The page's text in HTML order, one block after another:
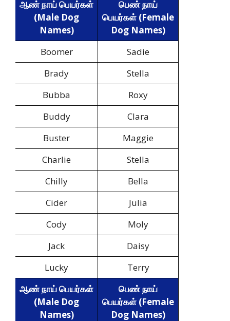
ஆண் நாய் பெயர்கள்
(Male Dog
Names)
பெண் நாய்
பெயர்கள் (Female
Dog Names)
Boomer
Sadie
Brady
Stella
Bubba
Roxy
Buddy
Clara
Buster
Maggie
Charlie
Stella
Chilly
Bella
Cider
Julia
Cody
Moly
Jack
Daisy
Lucky
Terry
ஆண் நாய் பெயர்கள்
(Male Dog
Names)
பெண் நாய்
பெயர்கள் (Female
Dog Names)